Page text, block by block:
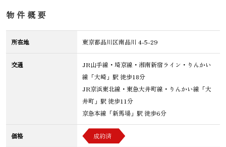
物件概要
所在地 東京都品川区南品川 4-5-29
交通
JR山手線・埼京線・湘南新宿ライン・りんかい
線「大崎」駅 徒歩18分
JR京浜東北線・東急大井町線・りんかい線「大
井町」駅 徒歩11分
京急本線「新馬場」駅 徒歩6分
価格 成約済